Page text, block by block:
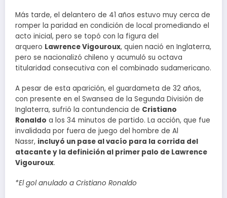
Más tarde, el delantero de 41 años estuvo muy cerca de
romper la paridad en condición de local promediando el
acto inicial, pero se topó con la figura del
arquero Lawrence Vigouroux, quien nació en Inglaterra,
pero se nacionalizó chileno y acumuló su octava
titularidad consecutiva con el combinado sudamericano.
A pesar de esta aparición, el guardameta de 32 años,
con presente en el Swansea de la Segunda División de
Inglaterra, sufrió la contundencia de Cristiano
Ronaldo a los 34 minutos de partido. La acción, que fue
invalidada por fuera de juego del hombre de Al
Nassr, incluyó un pase al vacío para la corrida del
atacante y la definición al primer palo de Lawrence
Vigouroux.
*El gol anulado a Cristiano Ronaldo